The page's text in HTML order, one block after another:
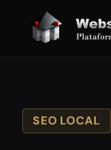
SEO LOCAL